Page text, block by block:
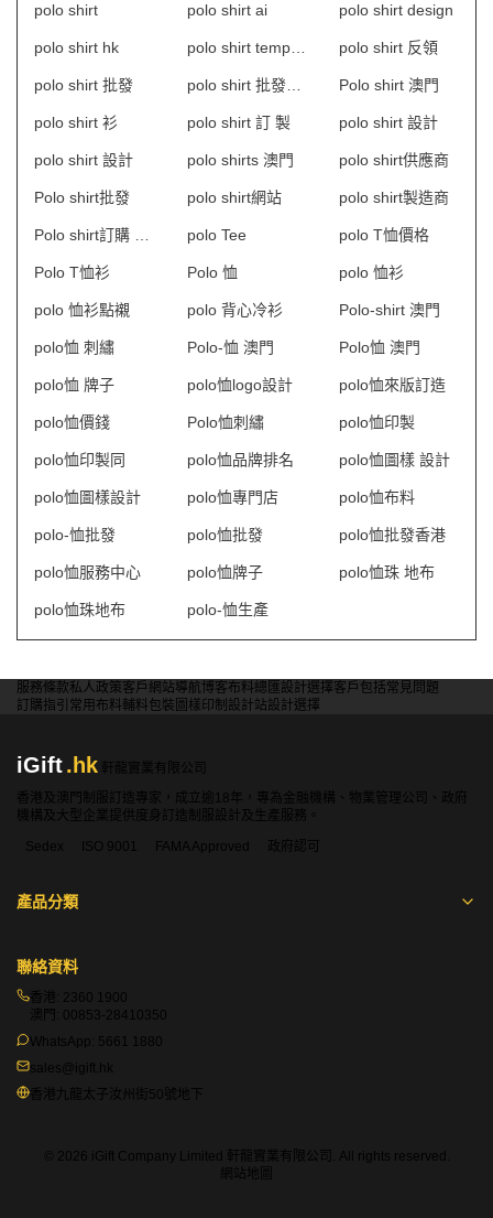
polo shirt polo shirt ai polo shirt design
polo shirt hk polo shirt template polo shirt 反領
polo shirt 批發 polo shirt 批發及製造 Polo shirt 澳門
polo shirt 衫 polo shirt 訂 製 polo shirt 設計
polo shirt 設計 polo shirts 澳門 polo shirt供應商
Polo shirt批發 polo shirt網站 polo shirt製造商
polo Tee polo T恤價格
Polo T恤衫 Polo 恤 polo 恤衫
polo 恤衫點襯 polo 背心冷衫 Polo-shirt 澳門
polo恤 刺繡 Polo-恤 澳門 Polo恤 澳門
polo恤 牌子 polo恤logo設計 polo恤來版訂造
polo恤價錢 Polo恤刺繡 polo恤印製
polo恤印製同 polo恤品牌排名 polo恤圖樣 設計
polo恤圖樣設計 polo恤專門店 polo恤布料
polo-恤批發 polo恤批發 polo恤批發香港
polo恤服務中心 polo恤牌子 polo恤珠 地布
polo恤珠地布 polo-恤生產
服務條款私人政策客戶 網站導航博客布料總匯設計選擇客戶包括常見問題
訂購指引 常用布料輔料包裝 圖樣印制 設計站設計選擇
iGift.hk
軒龍實業有限公司
香港及澳門制服訂造專家，成立逾18年，專為金融機構、物業管理公司、政府
機構及大型企業提供度身訂造制服設計及生產服務。
Sedex
ISO 9001 FAMA Approved 政府認可
產品分類
聯絡資料
香港: 2360 1900
澳門: 00853-28410350
WhatsApp: 5661 1880
sales@igift.hk
香港九龍太子汝州街50號地下
© 2026 iGift Company Limited 軒龍實業有限公司. All rights reserved.
網站地圖